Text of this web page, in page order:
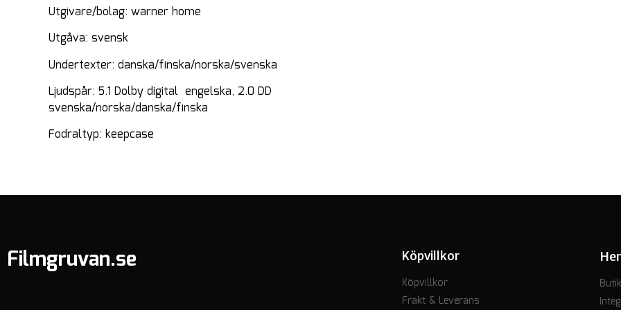
Utgivare/bolag: warner home
Utgåva: svensk
Undertexter: danska/finska/norska/svenska
Ljudspår: 5.1 Dolby digital engelska, 2.0 DD
svenska/norska/danska/finska
Fodraltyp: keepcase
Filmgruvan.se
Köpvillkor
Köpvillkor
Frakt & Leverans
Butik